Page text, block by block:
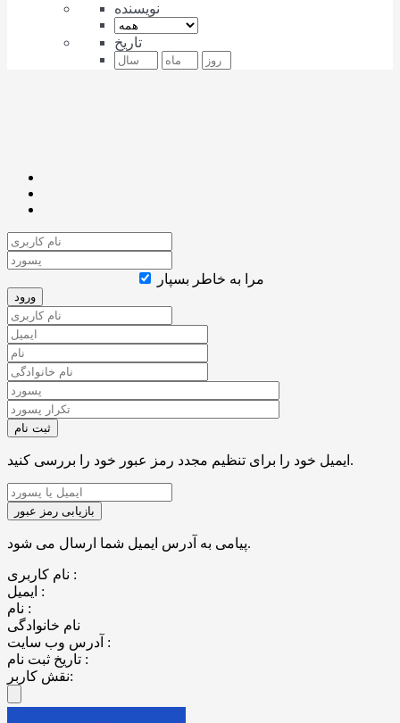
نویسنده
تاریخ
مرا به خاطر بسپار
ایمیل خود را برای تنظیم مجدد رمز عبور خود را بررسی کنید.
پیامی به آدرس ایمیل شما ارسال می شود.
نام کاربری :
ایمیل :
نام :
نام خانوادگی
آدرس وب سایت :
تاریخ ثبت نام :
نقش کاربر: